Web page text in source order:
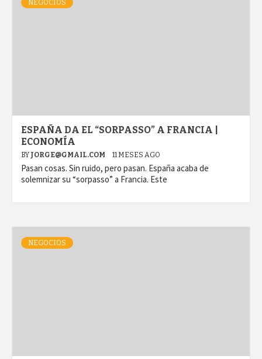
NEGOCIOS
ESPAÑA DA EL “SORPASSO” A FRANCIA |
ECONOMÍA
BY JORGE@GMAIL.COM 11 MESES AGO
Pasan cosas. Sin ruido, pero pasan. España acaba de
solemnizar su “sorpasso” a Francia. Este
NEGOCIOS